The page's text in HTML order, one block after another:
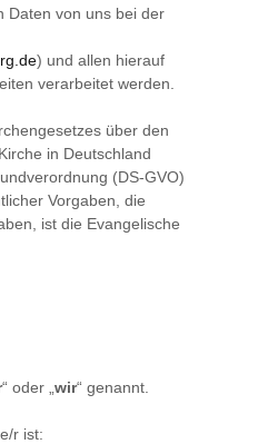
Daten von uns bei der
) und allen hierauf
verarbeitet werden.
über den
in Deutschland
(DS-GVO)
Vorgaben, die
ist die Evangelische
“ oder „ wir“ genannt.
r ist: